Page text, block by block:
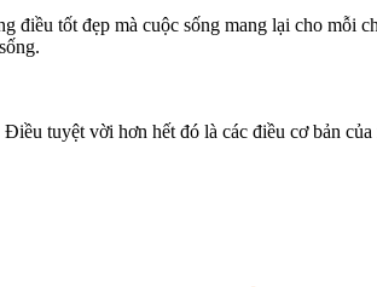
tốt đẹp mà cuộc sống mang lại cho mỗi
tuyệt vời hơn hết đó là các điều cơ bản